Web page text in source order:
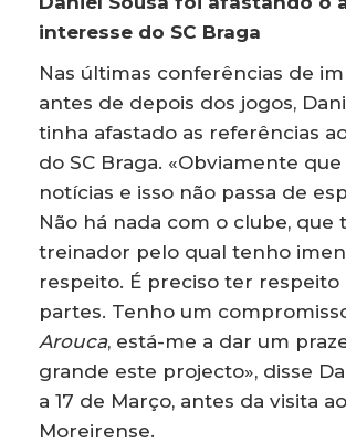
interesse do SC Braga
Nas últimas conferências de
antes de depois dos jogos,
tinha afastado as referências
do SC Braga. «Obviamente que
notícias e isso não passa de
Não há nada com o clube, que
treinador pelo qual tenho
respeito. É preciso ter respeito
partes. Tenho um
Arouca, está-me a dar um
grande este projecto», disse
a 17 de Março, antes da visita ao
Moreirense.